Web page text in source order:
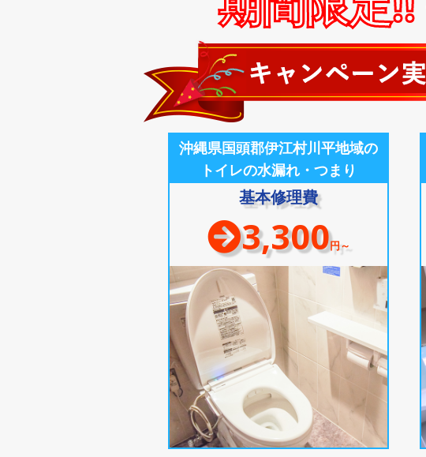
沖縄県国頭郡伊江村川平地域の
トイレの水漏れ・つまり
基本修理費
3,300円～